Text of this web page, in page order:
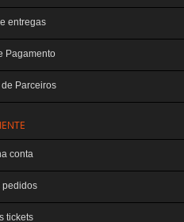
entregas
Pagamento
Parceiros
conta
pedidos
tickets